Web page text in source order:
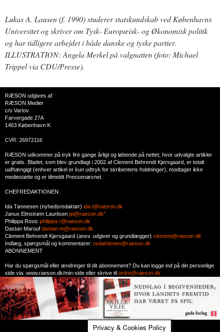
Lukas A. Lausen (f. 1990) studerer statskundskab ved Københavns
Universitet og skriver om Tysk- Europæisk- og Økonomisk politik
og har tidligere arbejdet i både danske og tyske partier.
ILLUSTRATION: Angela Merkel på valgnatten (foto: Michael
Trippel via CDU/Presse).
RÆSON udgives af:
RÆSON Medier
c/o Vartov
Farvergade 27A
1463 København K
CVR: 26972116
RÆSON udkommer på tryk fire gange årligt og løbende på nettet, hvor udvalgte artikler
er gratis. Bladet, som blev grundlagt i 2002 af Clement Behrendt Kjersgaard, er totalt
uafhængigt (enhver artikel er kun udtryk for skribentens holdninger), modtager ikke
mediestøtte og er tilmeldt Pressenævnet.
CHEFREDAKTIONEN:
Ida Tønnesen (nyhedsredaktør) ida.t@raeson.dk
Janus Elmstrøm Lauritsen jel@raeson.dk"
Philippa Rosic philippa.r@raeson.dk
Dastan Marouf dastan.m@raeson.dk
Clement Behrendt Kjersgaard (ansv. udgiver og grundlægger) clement@raeson.dk
Indlæg, spørgsmål og kommentarer: redaktionen@raeson.dk
ABONNEMENT
Har du spørgsmål eller ændringer til dit abonnement? Du kan logge ind på din personlige
side via: www.raeson.dk/min-side eller skrive til ordre@raeson.dk
Privacy & Cookies Policy